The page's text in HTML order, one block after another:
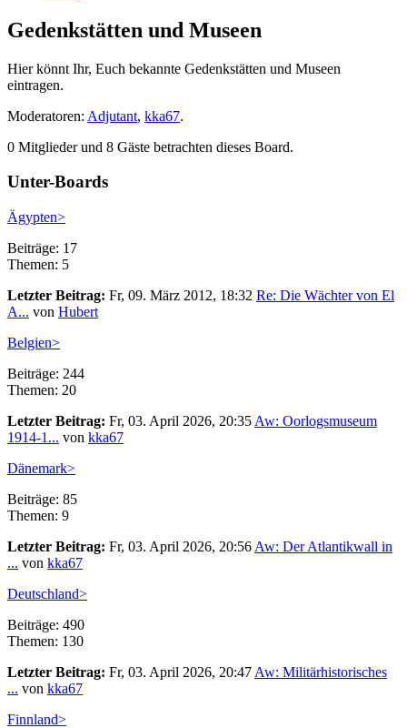
Gedenkstätten und Museen
Hier könnt Ihr, Euch bekannte Gedenkstätten und Museen
eintragen.
Moderatoren: Adjutant, kka67.
0 Mitglieder und 8 Gäste betrachten dieses Board.
Unter-Boards
Ägypten>
Beiträge: 17
Themen: 5
Letzter Beitrag: Fr, 09. März 2012, 18:32 Re: Die Wächter von El
A... von Hubert
Belgien>
Beiträge: 244
Themen: 20
Letzter Beitrag: Fr, 03. April 2026, 20:35 Aw: Oorlogsmuseum
1914-1... von kka67
Dänemark>
Beiträge: 85
Themen: 9
Letzter Beitrag: Fr, 03. April 2026, 20:56 Aw: Der Atlantikwall in
... von kka67
Deutschland>
Beiträge: 490
Themen: 130
Letzter Beitrag: Fr, 03. April 2026, 20:47 Aw: Militärhistorisches
... von kka67
Finnland>